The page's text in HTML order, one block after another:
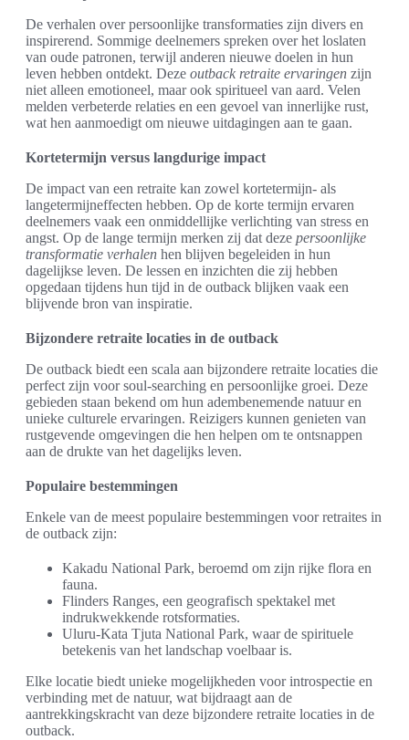
De verhalen over persoonlijke transformaties zijn divers en
inspirerend. Sommige deelnemers spreken over het loslaten
van oude patronen, terwijl anderen nieuwe doelen in hun
leven hebben ontdekt. Deze outback retraite ervaringen zijn
niet alleen emotioneel, maar ook spiritueel van aard. Velen
melden verbeterde relaties en een gevoel van innerlijke rust,
wat hen aanmoedigt om nieuwe uitdagingen aan te gaan.
Kortetermijn versus langdurige impact
De impact van een retraite kan zowel kortetermijn- als
langetermijneffecten hebben. Op de korte termijn ervaren
deelnemers vaak een onmiddellijke verlichting van stress en
angst. Op de lange termijn merken zij dat deze persoonlijke
transformatie verhalen hen blijven begeleiden in hun
dagelijkse leven. De lessen en inzichten die zij hebben
opgedaan tijdens hun tijd in de outback blijken vaak een
blijvende bron van inspiratie.
Bijzondere retraite locaties in de outback
De outback biedt een scala aan bijzondere retraite locaties die
perfect zijn voor soul-searching en persoonlijke groei. Deze
gebieden staan bekend om hun adembenemende natuur en
unieke culturele ervaringen. Reizigers kunnen genieten van
rustgevende omgevingen die hen helpen om te ontsnappen
aan de drukte van het dagelijks leven.
Populaire bestemmingen
Enkele van de meest populaire bestemmingen voor retraites in
de outback zijn:
Kakadu National Park, beroemd om zijn rijke flora en
fauna.
Flinders Ranges, een geografisch spektakel met
indrukwekkende rotsformaties.
Uluru-Kata Tjuta National Park, waar de spirituele
betekenis van het landschap voelbaar is.
Elke locatie biedt unieke mogelijkheden voor introspectie en
verbinding met de natuur, wat bijdraagt aan de
aantrekkingskracht van deze bijzondere retraite locaties in de
outback.